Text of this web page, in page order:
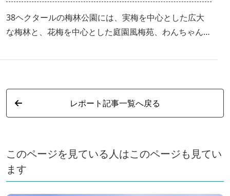
38ヘクタールの梅林公園には、実梅を中心とした広大
な梅林と、花梅を中心とした庭園風梅苑、わんちゃんと
毎年２月下旬から３月中旬にかけて開催される「梅まつ
す濃淡様々なピンク色の梅の花はまさに絶景です。
【詳しい取材レポートはこちら】 👉いなべ農業公園の
梅まつり 👉三重県の梅の名所特集 いなべや鈴鹿の人気
たい！世界の絶景」の詩歩さんと一緒に梅の絶景ハンテ
ィング！ 2026年の梅の開花状況はこちら 三重の花カ
レンダー 三重県の他の梅の名所はこちら 三重県の梅
レポート記事一覧へ戻る
このページを見ている人はこのページも見てい
ます